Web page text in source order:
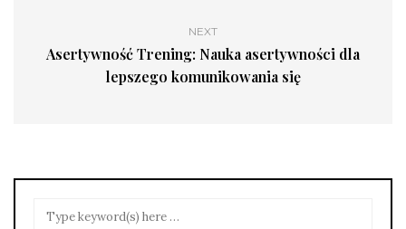
NEXT
Asertywność Trening: Nauka asertywności dla
lepszego komunikowania się